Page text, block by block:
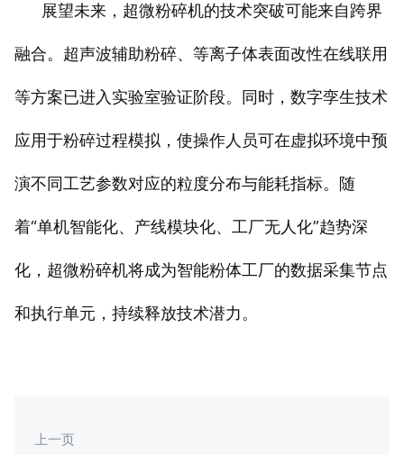
展望未来，超微粉碎机的技术突破可能来自跨界
融合。超声波辅助粉碎、等离子体表面改性在线联用
等方案已进入实验室验证阶段。同时，数字孪生技术
应用于粉碎过程模拟，使操作人员可在虚拟环境中预
演不同工艺参数对应的粒度分布与能耗指标。随
着“单机智能化、产线模块化、工厂无人化”趋势深
化，超微粉碎机将成为智能粉体工厂的数据采集节点
和执行单元，持续释放技术潜力。
上一页